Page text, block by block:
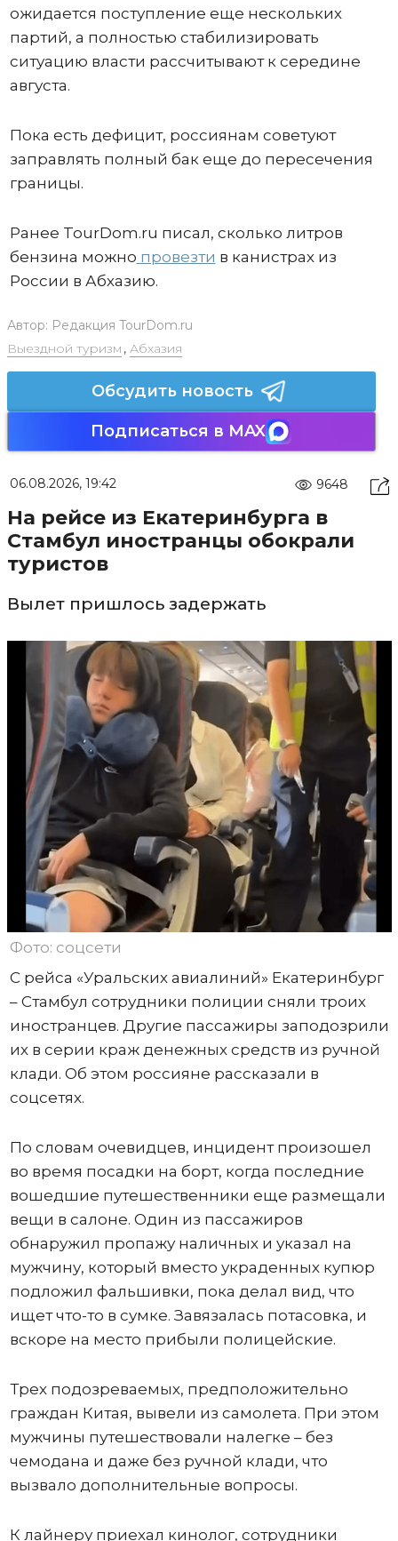
ожидается поступление еще нескольких
партий, а полностью стабилизировать
ситуацию власти рассчитывают к середине
августа.
Пока есть дефицит, россиянам советуют
заправлять полный бак еще до пересечения
границы.
Ранее TourDom.ru писал, сколько литров
бензина можно провезти в канистрах из
России в Абхазию.
Автор: Редакция TourDom.ru
Выездной туризм , Абхазия
Обсудить новость
Подписаться в MAX
06.08.2026, 19:42 9648
На рейсе из Екатеринбурга в
Стамбул иностранцы обокрали
туристов
Вылет пришлось задержать
Фото: соцсети
С рейса «Уральских авиалиний» Екатеринбург
– Стамбул сотрудники полиции сняли троих
иностранцев. Другие пассажиры заподозрили
их в серии краж денежных средств из ручной
клади. Об этом россияне рассказали в
соцсетях.
По словам очевидцев, инцидент произошел
во время посадки на борт, когда последние
вошедшие путешественники еще размещали
вещи в салоне. Один из пассажиров
обнаружил пропажу наличных и указал на
мужчину, который вместо украденных купюр
подложил фальшивки, пока делал вид, что
ищет что-то в сумке. Завязалась потасовка, и
вскоре на место прибыли полицейские.
Трех подозреваемых, предположительно
граждан Китая, вывели из самолета. При этом
мужчины путешествовали налегке – без
чемодана и даже без ручной клади, что
вызвало дополнительные вопросы.
К лайнеру приехал кинолог, сотрудники